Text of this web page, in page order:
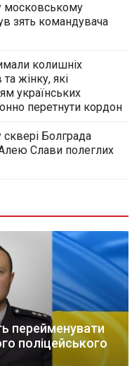
московському
зять командувача
колишніх
жінку, які
українських
перетнути кордон
Болграда
Слави полеглих
перейменувати
поліцейського